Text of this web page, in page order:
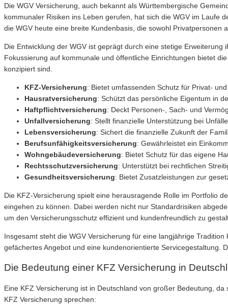
Die WGV Versicherung, auch bekannt als Württembergische
kommunaler Risiken ins Leben gerufen, hat sich die WGV im Laufe
die WGV heute eine breite Kundenbasis, die sowohl
Die Entwicklung der WGV ist geprägt durch eine stetige
Fokussierung auf kommunale und öffentliche Einrichtungen bietet
konzipiert sind.
KFZ-Versicherung: Bietet umfassenden Schutz für Privat-
Hausratversicherung: Schützt das persönliche Eigentum in
Haftpflichtversicherung: Deckt Personen-, Sach- und
Unfallversicherung: Stellt finanzielle Unterstützung bei
Lebensversicherung: Sichert die finanzielle Zukunft der
Berufsunfähigkeitsversicherung: Gewährleistet ein
Wohngebäudeversicherung: Bietet Schutz für das eigene
Rechtsschutzversicherung: Unterstützt bei rechtlichen
Gesundheitsversicherung: Bietet Zusatzleistungen zur
Die KFZ-Versicherung spielt eine herausragende Rolle im Portfolio
eingehen zu können. Dabei werden nicht nur Standardrisiken
um den Versicherungsschutz effizient und kundenfreundlich zu
Insgesamt steht die WGV Versicherung für eine langjährige
gefächertes Angebot und eine kundenorientierte Servicegestaltung.
Die Bedeutung einer KFZ Versicherung in
Eine KFZ Versicherung ist in Deutschland von großer Bedeutung,
KFZ Versicherung sprechen: